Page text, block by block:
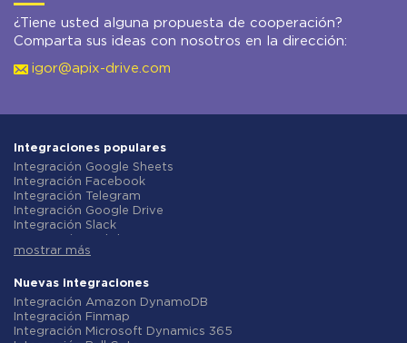
¿Tiene usted alguna propuesta de cooperación?
Comparta sus ideas con nosotros en la dirección:
igor@apix-drive.com
Integraciones populares
Integración Google Sheets
Integración Facebook
Integración Telegram
Integración Google Drive
Integración Slack
Integración Gmail
Integración ClickUp
Integración Airtable
Integración Google Contacts
Integración OpenAI (ChatGPT)
mostrar más
Nuevas integraciones
Integración Amazon DynamoDB
Integración Finmap
Integración Microsoft Dynamics 365